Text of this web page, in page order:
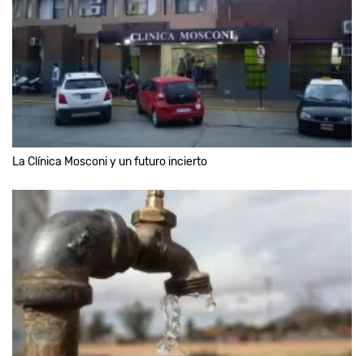
La Clínica Mosconi y un futuro incierto